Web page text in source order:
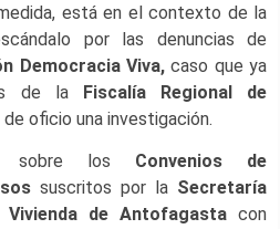
está en el contexto de la
por las denuncias de
Democracia Viva,caso que ya
de la Fiscalía Regional de
de oficio una investigación.
sobre los Convenios de
suscritos por la Secretaría
de Antofagasta con